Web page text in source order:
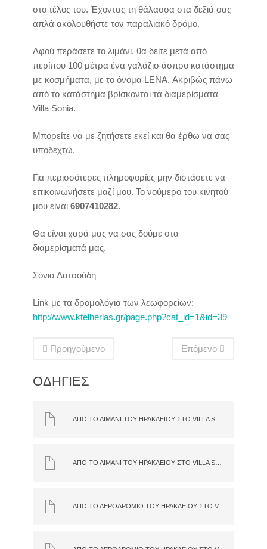
στο τέλος του. Έχοντας τη θάλασσα στα δεξιά σας
απλά ακολουθήστε τον παραλιακό δρόμο.
Αφού περάσετε το λιμάνι, θα δείτε μετά από
περίπου 100 μέτρα ένα γαλάζιο-άσπρο κατάστημα
με κοσμήματα, με το όνομα LENA. Ακριβώς πάνω
από το κατάστημα βρίσκονται τα διαμερίσματα
Villa Sonia.
Μπορείτε να με ζητήσετε εκεί και θα έρθω να σας
υποδεχτώ.
Για περισσότερες πληροφορίες μην διστάσετε να
επικοινωνήσετε μαζί μου. Το νούμερο του κινητού
μου είναι 6907410282.
Θα είναι χαρά μας να σας δούμε στα
διαμερίσματά μας.
Σόνια Λατσούδη
Link με τα δρομολόγια των λεωφορείων:
http://www.ktelherlas.gr/page.php?cat_id=1&id=39
Προηγούμενο Επόμενο
ΟΔΗΓΙΕΣ